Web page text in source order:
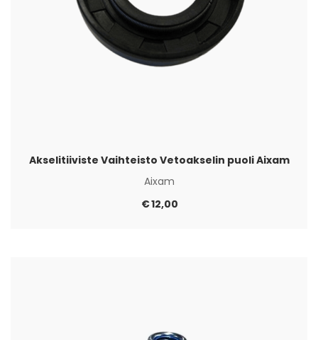
Akselitiiviste Vaihteisto Vetoakselin puoli Aixam
Aixam
€12,00